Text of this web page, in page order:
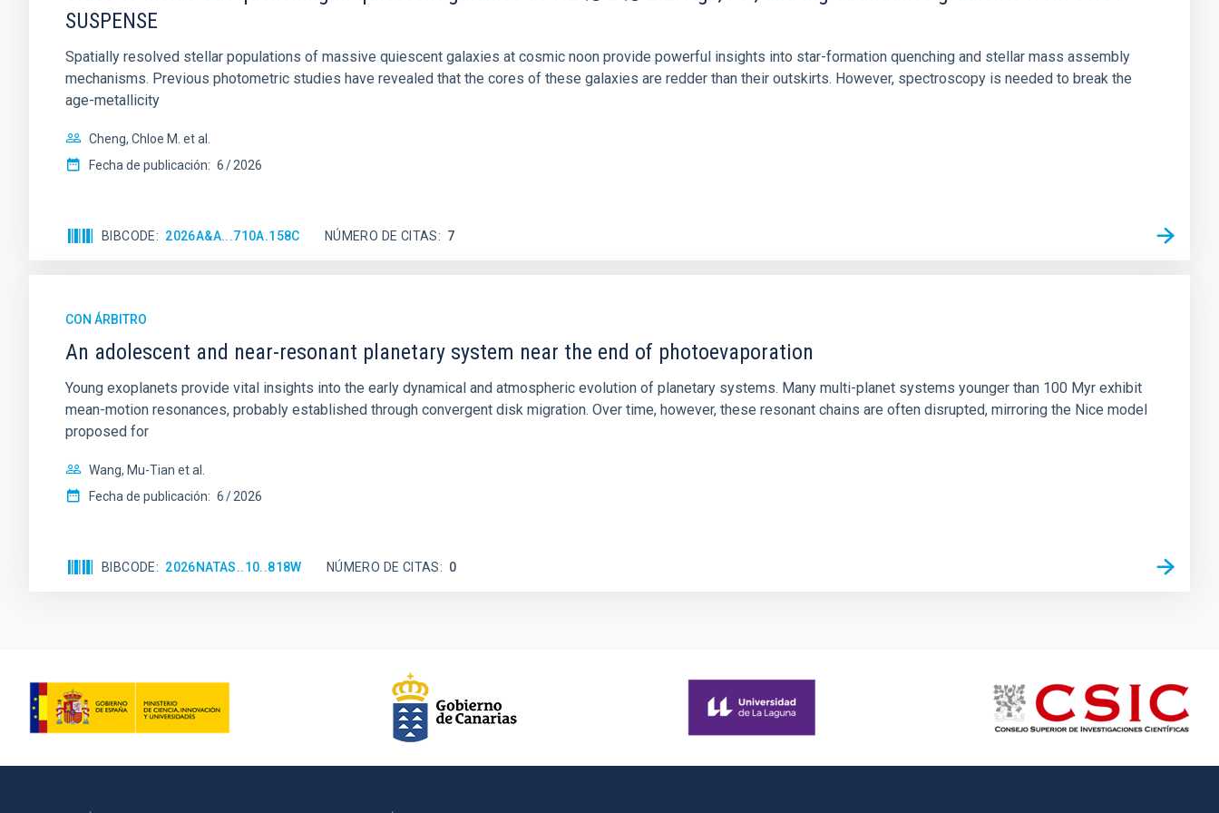
SUSPENSE
Spatially resolved stellar populations of massive quiescent galaxies at cosmic noon provide powerful insights into star-formation quenching and stellar mass assembly
mechanisms. Previous photometric studies have revealed that the cores of these galaxies are redder than their outskirts. However, spectroscopy is needed to break the
age-metallicity
Cheng, Chloe M. et al.
Fecha de publicación: 6 2026
BIBCODE 2026A&A...710A.158C NÚMERO DE CITAS 7
CON ÁRBITRO
An adolescent and near-resonant planetary system near the end of photoevaporation
Young exoplanets provide vital insights into the early dynamical and atmospheric evolution of planetary systems. Many multi-planet systems younger than 100 Myr exhibit
mean-motion resonances, probably established through convergent disk migration. Over time, however, these resonant chains are often disrupted, mirroring the Nice model
proposed for
Wang, Mu-Tian et al.
Fecha de publicación: 6 2026
BIBCODE 2026NATAS..10..818W NÚMERO DE CITAS 0